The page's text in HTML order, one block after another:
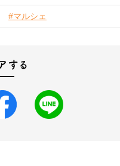
#マルシェ
する